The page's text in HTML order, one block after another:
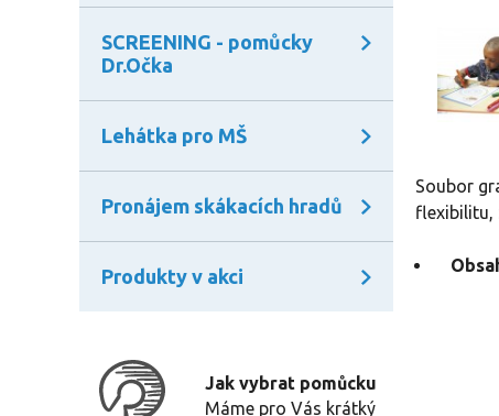
SCREENING - pomůcky
Dr.Očka
Lehátka pro MŠ
Pronájem skákacích hradů
Produkty v akci
Jak vybrat pomůcku
Máme pro Vás krátký
Soubor
flexibilitu,